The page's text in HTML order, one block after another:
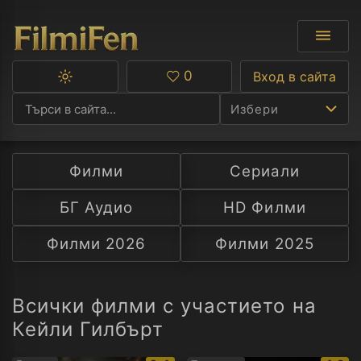
Избери
Ф
С
А
Превключване
тъмна
тема
Любими
0 Вход в сайта
Филми
Сериали
БГ Аудио
HD Филми
Филми 2026
Филми 2025
Всички филми с участието на
Кейли Гилбърт